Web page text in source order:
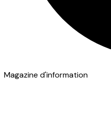
Magazine d'information